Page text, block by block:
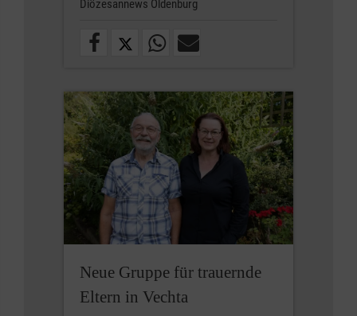
Diözesannews Oldenburg
Neue Gruppe für trauernde
Eltern in Vechta